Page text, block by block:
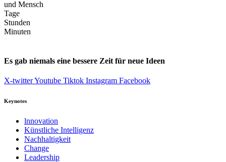
Tage
Stunden
Minuten
Es gab niemals eine bessere Zeit für neue Ideen
X-twitterYoutube Tiktok Instagram Facebook
Keynotes
lnnovation
Künstliche Intelligenz
Nachhaltigkeit
Change
Leadership